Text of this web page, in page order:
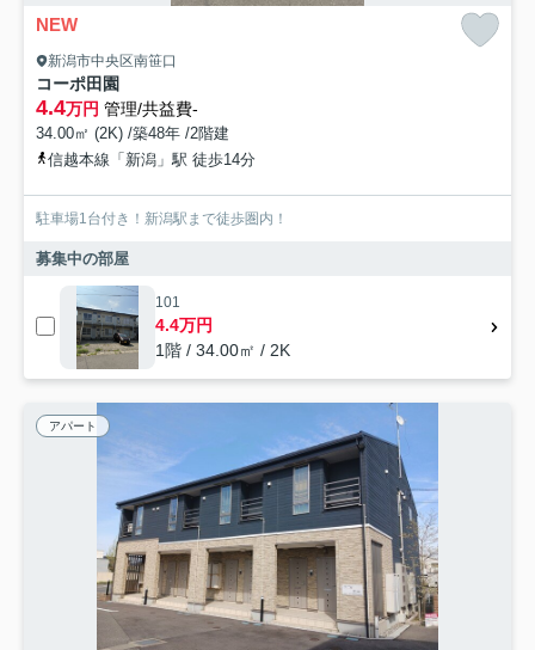
NEW
新潟市中央区南笹口
コーポ田園
4.4万円 管理/共益費-
34.00㎡ (2K) /築48年 /2階建
信越本線「新潟」駅 徒歩14分
駐車場1台付き！新潟駅まで徒歩圏内！
募集中の部屋
101
4.4万円
1階 / 34.00㎡ / 2K
アパート